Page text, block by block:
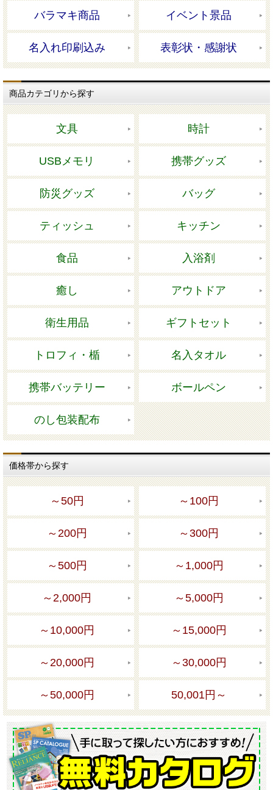
バラマキ商品 イベント景品
名入れ印刷込み 表彰状・感謝状
商品カテゴリから探す
文具 時計
USBメモリ 携帯グッズ
防災グッズ バッグ
ティッシュ キッチン
食品 入浴剤
癒し アウトドア
衛生用品 ギフトセット
トロフィ・楯 名入タオル
携帯バッテリー ボールペン
のし包装配布
価格帯から探す
～50円 ～100円
～200円 ～300円
～500円 ～1,000円
～2,000円 ～5,000円
～10,000円 ～15,000円
～20,000円 ～30,000円
～50,000円 50,001円～